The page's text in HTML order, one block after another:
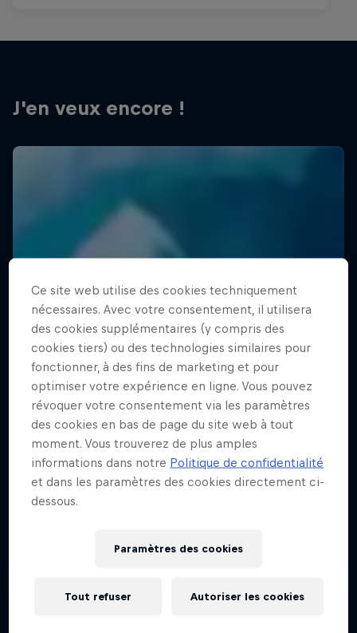
J'en veux encore !
Ce site web utilise des cookies techniquement
nécessaires. Avec votre consentement, il utilisera
des cookies supplémentaires (y compris des
cookies tiers) ou des technologies similaires pour
fonctionner, à des fins de marketing et pour
optimiser votre expérience en ligne. Vous pouvez
révoquer votre consentement via les paramètres
des cookies en bas de page du site web à tout
moment. Vous trouverez de plus amples
informations dans notre Politique de confidentialité
et dans les paramètres des cookies directement ci-
dessous.
Paramètres des cookies
Tout refuser Autoriser les cookies